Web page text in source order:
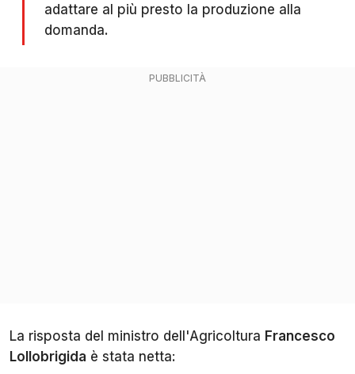
adattare al più presto la produzione alla
domanda.
La risposta del ministro dell'Agricoltura Francesco
Lollobrigida è stata netta: